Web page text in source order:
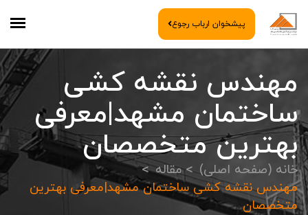
پیشخوان ارباب رجوع
مهندس نقشه کشی
ساختمان مشهد|معرفی
بهترین متخصصان
خانه (صفحه اصلی)
مقاله
مهندس نقشه کشی ساختمان مشهد|معرفی بهترین
متخصصان